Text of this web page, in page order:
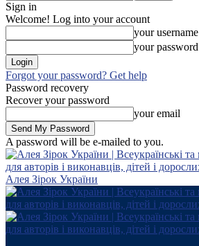
Sign in
Welcome! Log into your account
your username
your password
Forgot your password? Get help
Password recovery
Recover your password
your email
A password will be e-mailed to you.
Алея Зірок України